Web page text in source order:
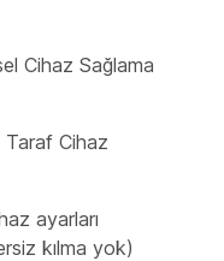
Cihaz Sağlama
Taraf Cihaz
ayarları
kılma yok)